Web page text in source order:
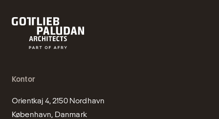
Kontor
Orientkaj 4, 2150 Nordhavn
København, Danmark